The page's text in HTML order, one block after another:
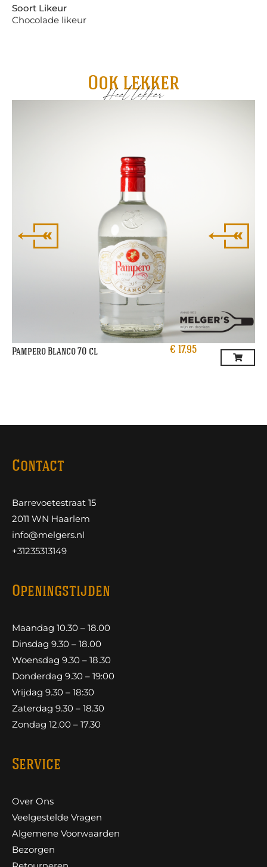
Soort Likeur
Chocolade likeur
Ook lekker
Heel lekker
Pampero Blanco 70 cl € 17,95
Contact
Barrevoetestraat 15
2011 WN Haarlem
info@melgers.nl
+31235313149
Openingstijden
Maandag 10.30 – 18.00
Dinsdag 9.30 – 18.00
Woensdag 9.30 – 18.30
Donderdag 9.30 – 19:00
Vrijdag 9.30 – 18:30
Zaterdag 9.30 – 18.30
Zondag 12.00 – 17.30
Service
Over Ons
Veelgestelde Vragen
Algemene Voorwaarden
Bezorgen